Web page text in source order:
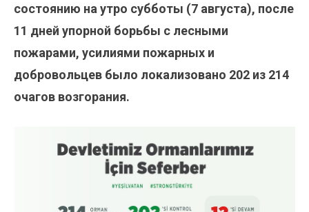
состоянию на утро субботы (7 августа), после
11 дней упорной борьбы с лесными
пожарами, усилиями пожарных и
добровольцев было локализовано 202 из 214
очагов возгорания.